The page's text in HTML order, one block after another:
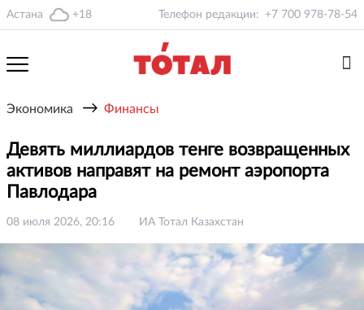
Астана +18 Телефон редакции: +7 700 978-78-54
Экономика → Финансы
Девять миллиардов тенге возвращенных
активов направят на ремонт аэропорта
Павлодара
08 июля 2026, 20:16 ИА Тотал Казахстан